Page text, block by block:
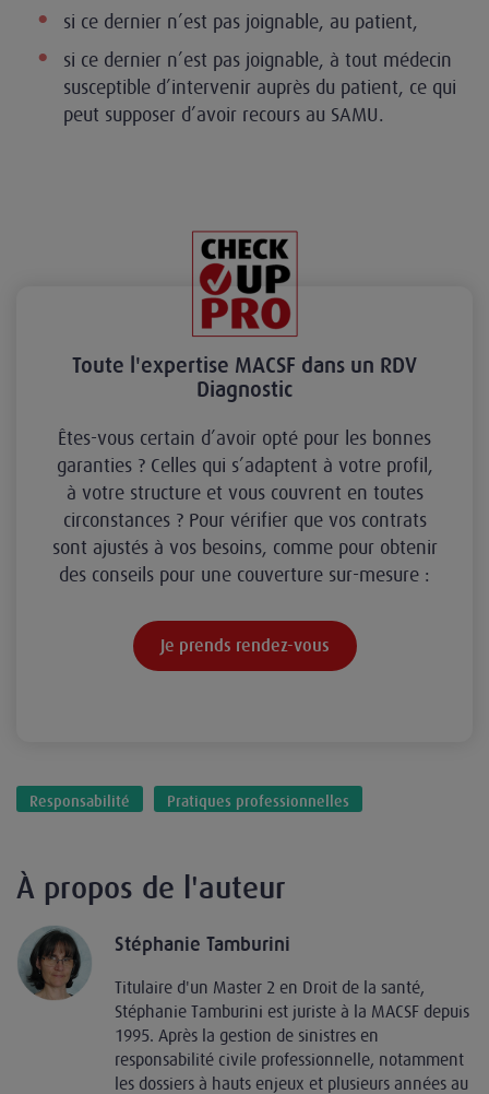
si ce dernier n’est pas joignable, au patient,
si ce dernier n’est pas joignable, à tout médecin
susceptible d’intervenir auprès du patient, ce qui
peut supposer d’avoir recours au SAMU.
Toute l'expertise MACSF dans un RDV
Diagnostic
Êtes-vous certain d’avoir opté pour les bonnes
garanties ? Celles qui s’adaptent à votre profil,
à votre structure et vous couvrent en toutes
circonstances ? Pour vérifier que vos contrats
sont ajustés à vos besoins, comme pour obtenir
des conseils pour une couverture sur-mesure :
Je prends rendez-vous
Responsabilité Pratiques professionnelles
À propos de l'auteur
Stéphanie Tamburini
Titulaire d'un Master 2 en Droit de la santé,
Stéphanie Tamburini est juriste à la MACSF depuis
1995. Après la gestion de sinistres en
responsabilité civile professionnelle, notamment
les dossiers à hauts enjeux et plusieurs années au